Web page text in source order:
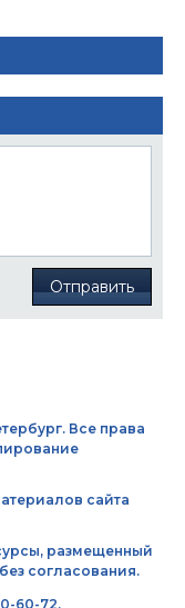
Отправить
Все права
сайта
размещенный
согласования.
60-72,